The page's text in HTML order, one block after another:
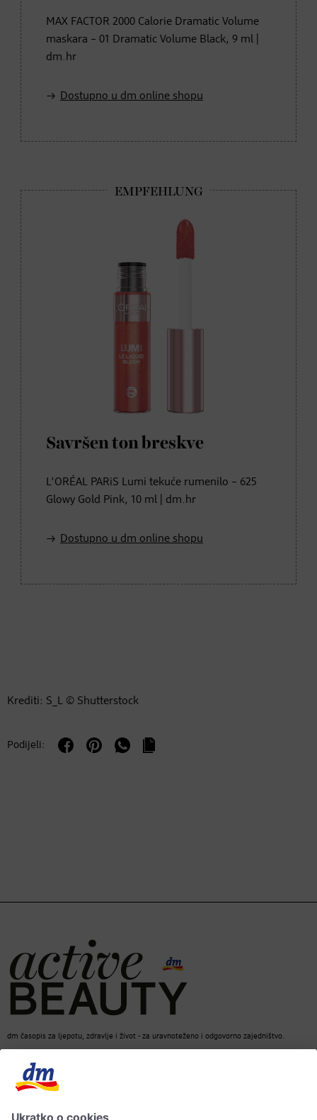
MAX FACTOR 2000 Calorie Dramatic Volume
maskara – 01 Dramatic Volume Black, 9 ml |
dm.hr
Dostupno u dm online shopu
Savršen ton breskve
L'ORÉAL PARiS Lumi tekuće rumenilo – 625
Glowy Gold Pink, 10 ml | dm.hr
Dostupno u dm online shopu
Krediti: S_L © Shutterstock
Podijeli:
dm časopis za ljepotu, zdravlje i život - za uravnoteženo i odgovorno zajedništvo.